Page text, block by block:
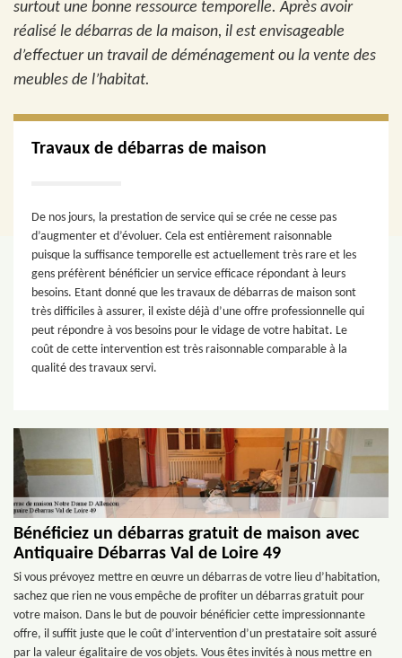
surtout une bonne ressource temporelle. Après avoir
réalisé le débarras de la maison, il est envisageable
d’effectuer un travail de déménagement ou la vente des
meubles de l’habitat.
Travaux de débarras de maison
De nos jours, la prestation de service qui se crée ne cesse pas
d’augmenter et d’évoluer. Cela est entièrement raisonnable
puisque la suffisance temporelle est actuellement très rare et les
gens préfèrent bénéficier un service efficace répondant à leurs
besoins. Etant donné que les travaux de débarras de maison sont
très difficiles à assurer, il existe déjà d’une offre professionnelle qui
peut répondre à vos besoins pour le vidage de votre habitat. Le
coût de cette intervention est très raisonnable comparable à la
qualité des travaux servi.
Bénéficiez un débarras gratuit de maison avec
Antiquaire Débarras Val de Loire 49
Si vous prévoyez mettre en œuvre un débarras de votre lieu d’habitation,
sachez que rien ne vous empêche de profiter un débarras gratuit pour
votre maison. Dans le but de pouvoir bénéficier cette impressionnante
offre, il suffit juste que le coût d’intervention d’un prestataire soit assuré
par la valeur égalitaire de vos objets. Vous êtes invités à nous mettre en